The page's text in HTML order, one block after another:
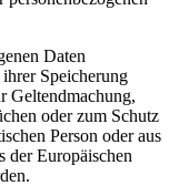
Daten
Speicherung
Geltendmachung,
oder zum Schutz
Person oder aus
der Europäischen